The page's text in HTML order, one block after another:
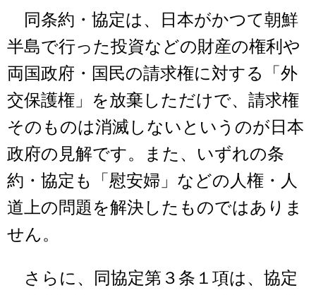
同条約・協定は、日本がかつて朝鮮
半島で行った投資などの財産の権利や
両国政府・国民の請求権に対する「外
交保護権」を放棄しただけで、請求権
そのものは消滅しないというのが日本
政府の見解です。また、いずれの条
約・協定も「慰安婦」などの人権・人
道上の問題を解決したものではありま
せん。
さらに、同協定第３条１項は、協定